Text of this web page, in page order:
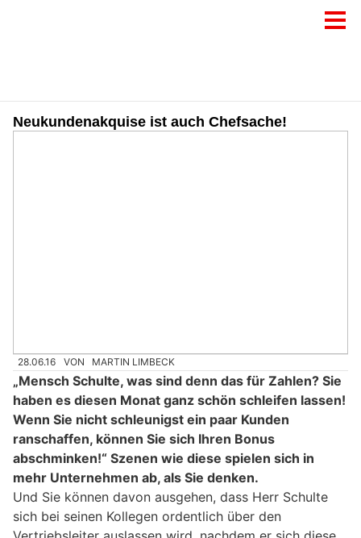
Neukundenakquise ist auch Chefsache!
28.06.16 VON MARTIN LIMBECK
„Mensch Schulte, was sind denn das für Zahlen? Sie
haben es diesen Monat ganz schön schleifen lassen!
Wenn Sie nicht schleunigst ein paar Kunden
ranschaffen, können Sie sich Ihren Bonus
abschminken!“ Szenen wie diese spielen sich in
mehr Unternehmen ab, als Sie denken.
Und Sie können davon ausgehen, dass Herr Schulte
sich bei seinen Kollegen ordentlich über den